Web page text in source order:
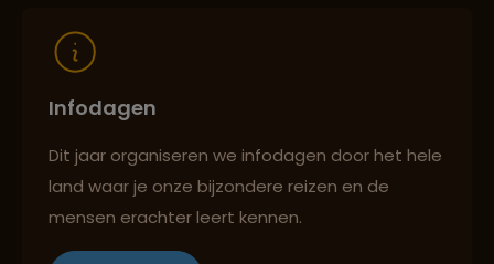
Infodagen
Dit jaar organiseren we infodagen door het hele
land waar je onze bijzondere reizen en de
mensen erachter leert kennen.